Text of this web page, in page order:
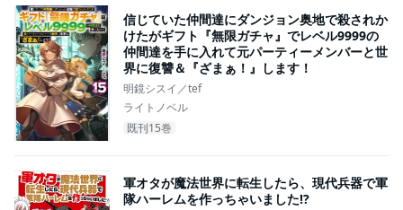
信じていた仲間達にダンジョン奥地で殺されか
けたがギフト『無限ガチャ』でレベル9999の
仲間達を手に入れて元パーティーメンバーと世
界に復讐＆『ざまぁ！』します！
明鏡シスイ／tef
ライトノベル
既刊15巻
軍オタが魔法世界に転生したら、現代兵器で軍
隊ハーレムを作っちゃいました!?